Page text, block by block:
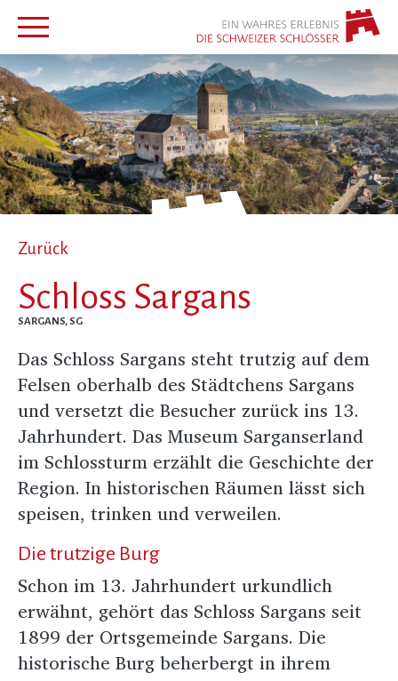
Zurück
Schloss Sargans
SARGANS, SG
Das Schloss Sargans steht trutzig auf dem
Felsen oberhalb des Städtchens Sargans
und versetzt die Besucher zurück ins 13.
Jahrhundert. Das Museum Sarganserland
im Schlossturm erzählt die Geschichte der
Region. In historischen Räumen lässt sich
speisen, trinken und verweilen.
Die trutzige Burg
Schon im 13. Jahrhundert urkundlich
erwähnt, gehört das Schloss Sargans seit
1899 der Ortsgemeinde Sargans. Die
historische Burg beherbergt in ihrem